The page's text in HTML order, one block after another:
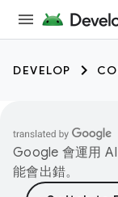
DEVELOP
Google 會運用
能會出錯。